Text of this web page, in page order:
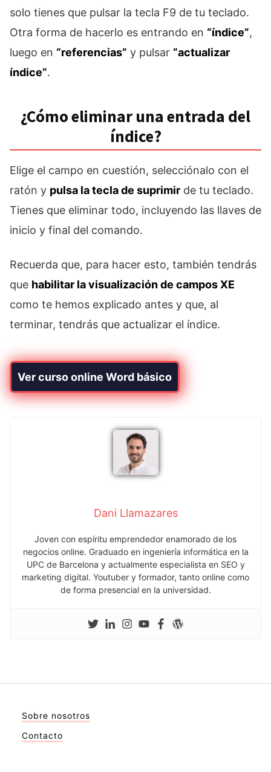
solo tienes que pulsar la tecla F9 de tu teclado.
Otra forma de hacerlo es entrando en “índice”,
luego en “referencias” y pulsar “actualizar
índice”.
¿Cómo eliminar una entrada del
índice?
Elige el campo en cuestión, selecciónalo con el
ratón y pulsa la tecla de suprimir de tu teclado.
Tienes que eliminar todo, incluyendo las llaves de
inicio y final del comando.
Recuerda que, para hacer esto, también tendrás
que habilitar la visualización de campos XE
como te hemos explicado antes y que, al
terminar, tendrás que actualizar el índice.
Ver curso online Word básico
Dani Llamazares
Joven con espíritu emprendedor enamorado de los
negocios online. Graduado en ingeniería informática en la
UPC de Barcelona y actualmente especialista en SEO y
marketing digital. Youtuber y formador, tanto online como
de forma presencial en la universidad.
Sobre nosotros
Contacto